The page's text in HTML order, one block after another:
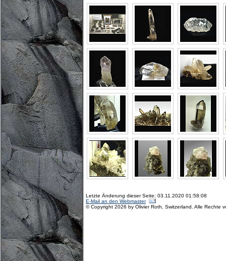
Letzte Änderung dieser Seite: 03.11.2020 01:58:08
E-Mail an den Webmaster
© Copyright 2026 by Olivier Roth, Switzerland. Alle Rechte